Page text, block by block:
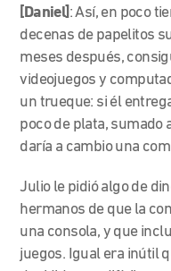
[Daniel] :Así, en poco
decenas de papelitos
meses después,
videojuegos y
un trueque: si él
poco de plata, sumado
daría a cambio una
Julio le pidió algo de
hermanos de que la
una consola, y que
juegos. Igual era inútil